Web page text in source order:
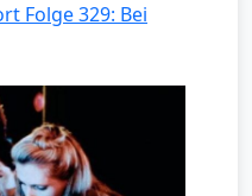
Folge 329: Bei